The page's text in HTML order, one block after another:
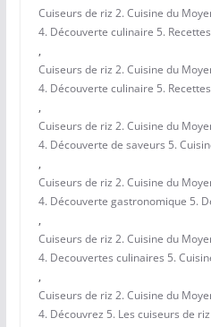
Cuiseurs de riz 2. Cuisine du
4. Découverte culinaire 5.
,
Cuiseurs de riz 2. Cuisine du
4. Découverte culinaire 5.
,
Cuiseurs de riz 2. Cuisine du
4. Découverte de saveurs 5.
,
Cuiseurs de riz 2. Cuisine du
4. Découverte gastronomique 5.
,
Cuiseurs de riz 2. Cuisine du
4. Decouvertes culinaires 5.
,
Cuiseurs de riz 2. Cuisine du
4. Découvrez 5. Les cuiseurs de